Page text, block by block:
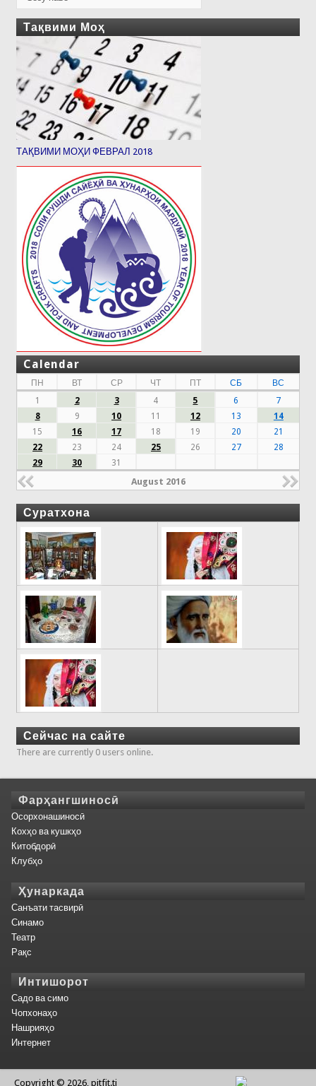
Тақвими Моҳ
ТАҚВИМИ МОҲИ ФЕВРАЛ 2018
Calendar
ПН ВТ СР ЧТ ПТ СБ
ВС
1
2 3 4 5 6
7
8
9 10 11 12 13
14
15
16 17 18 19 20
21
22
23 24 25 26 27
28
29
30 31
August 2016
Суратхона
Сейчас на сайте
There are currently 0 users online.
Фарҳангшиносӣ
Осорхонашиносӣ
Кохҳо ва кушкҳо
Китобдорӣ
Клубҳо
Ҳунаркада
Санъати тасвирӣ
Синамо
Театр
Рақс
Интишорот
Садо ва симо
Чопхонаҳо
Нашрияҳо
Интернет
Copyright © 2026, pitfit.tj